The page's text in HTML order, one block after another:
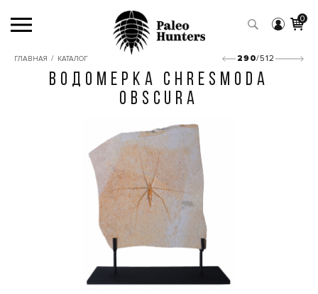
0
ГЛАВНАЯ / КАТАЛОГ 290/512
ВОДОМЕРКА CHRESMODA
OBSCURA